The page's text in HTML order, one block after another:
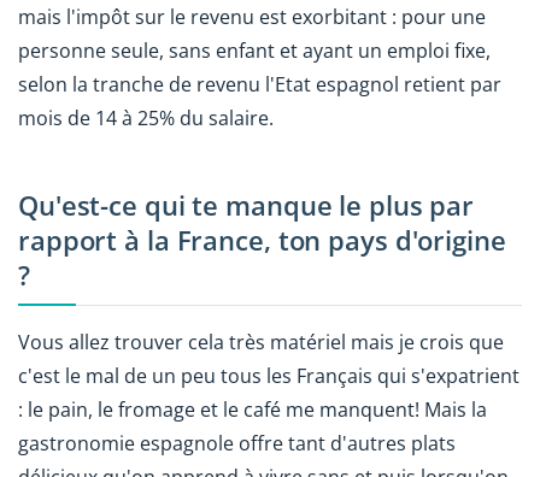
mais l'impôt sur le revenu est exorbitant : pour une
personne seule, sans enfant et ayant un emploi fixe,
selon la tranche de revenu l'Etat espagnol retient par
mois de 14 à 25% du salaire.
Qu'est-ce qui te manque le plus par
rapport à la France, ton pays d'origine
?
Vous allez trouver cela très matériel mais je crois que
c'est le mal de un peu tous les Français qui s'expatrient
: le pain, le fromage et le café me manquent! Mais la
gastronomie espagnole offre tant d'autres plats